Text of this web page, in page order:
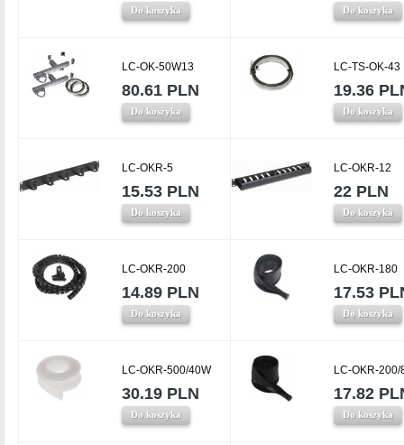
Do koszyka Do koszyka
LC-OK-50W13
80.61 PLN
Do koszyka
LC-TS-OK-43
19.36
Do koszyka
LC-OKR-5
15.53 PLN
Do koszyka
LC-OKR-12
22 PLN
Do koszyka
LC-OKR-200
14.89 PLN
Do koszyka
LC-OKR-180
17.53
Do koszyka
LC-OKR-500/40W
30.19 PLN
Do koszyka
LC-OKR-200/
17.82
Do koszyka